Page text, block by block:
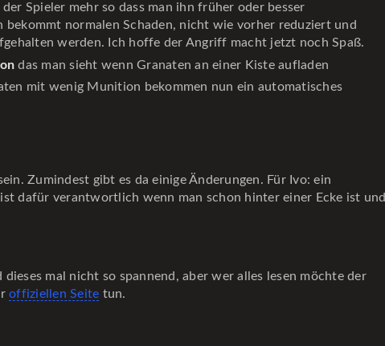
Spieler mehr so dass man ihn früher oder besser
bekommt normalen Schaden, nicht wie vorher reduziert und
werden. Ich hoffe der Angriff macht jetzt noch Spaß.
das man sieht wenn Granaten an einer Kiste aufladen
mit wenig Munition bekommen nun ein automatisches
Zumindest gibt es da einige Änderungen. Für Ivo: ein
dafür verantwortlich wenn man schon hinter einer Ecke ist und
dieses mal nicht so spannend, aber wer alles lesen möchte der
offiziellen Seite tun.